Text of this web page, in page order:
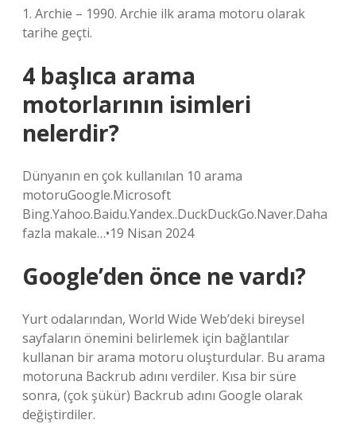
1. Archie – 1990. Archie ilk arama motoru olarak
tarihe geçti.
4 başlıca arama
motorlarının isimleri
nelerdir?
Dünyanın en çok kullanılan 10 arama
motoruGoogle.Microsoft
Bing.Yahoo.Baidu.Yandex..DuckDuckGo.Naver.Daha
fazla makale…•19 Nisan 2024
Google’den önce ne vardı?
Yurt odalarından, World Wide Web’deki bireysel
sayfaların önemini belirlemek için bağlantılar
kullanan bir arama motoru oluşturdular. Bu arama
motoruna Backrub adını verdiler. Kısa bir süre
sonra, (çok şükür) Backrub adını Google olarak
değiştirdiler.